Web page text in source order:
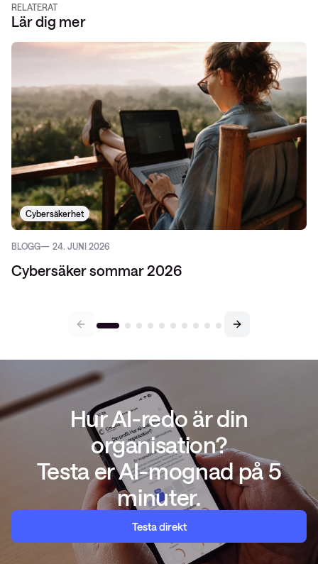
RELATERAT
Lär dig mer
Cybersäkerhet
BLOGG 24. JUNI 2026
Cybersäker sommar 2026
Hur AI-redo är din
organisation?
Testa er AI-mognad på 5
minuter.
Testa direkt